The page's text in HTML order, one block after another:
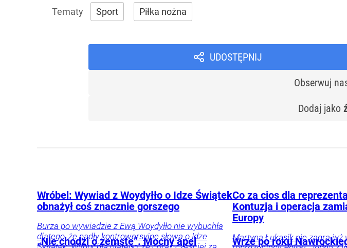
Sport Piłka nożna
UDOSTĘPNIJ
Obserwuj
Dodaj jako
Wróbel: Wywiad z Woydyłło o Idze Świątek
obnażył coś znacznie gorszego
Burza po wywiadzie z Ewą Woydyłło nie wybuchła
dlatego, że padły kontrowersyjne słowa o Idze
Co za cios dla
Kontuzja i operacja
Europy
Martyna Łukasik nie zagra już
„Nie chodzi o zemstę”. Mocny apel
Wrze po roku